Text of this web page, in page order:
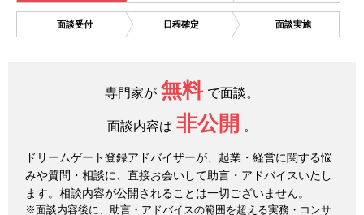
面談受付 日程確定 面談実施
専門家が 無料 で面談。
面談内容は 非公開 。
ドリームゲート登録アドバイザーが、起業・経営に関する悩
みや質問・相談に、直接お会いして助言・アドバイスいたし
ます。相談内容が公開されることは一切ございません。
※面談内容後に、助言・アドバイスの範囲を超える実務・コンサ